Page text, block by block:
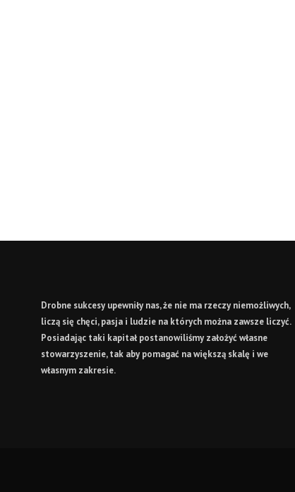
Drobne sukcesy upewniły nas, że nie ma rzeczy niemożliwych,
liczą się chęci, pasja i ludzie na których można zawsze liczyć.
Posiadając taki kapitał postanowiliśmy założyć własne
stowarzyszenie, tak aby pomagać na większą skalę i we
własnym zakresie.